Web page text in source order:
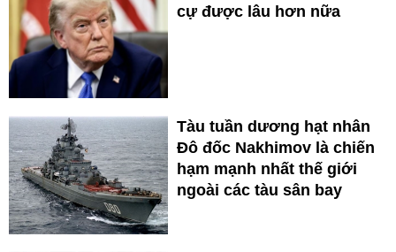
cự được lâu hơn nữa
Tàu tuần dương hạt nhân
Đô đốc Nakhimov là chiến
hạm mạnh nhất thế giới
ngoài các tàu sân bay